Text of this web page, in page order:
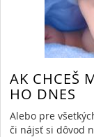
AK CHCEŠ
HO DNES
Alebo pre
či nájsť si dôvod